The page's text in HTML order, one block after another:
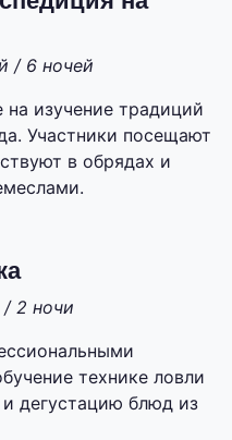
/ 6 ночей
на изучение традиций
Участники посещают
в обрядах и
2 ночи
технике ловли
дегустацию блюд из